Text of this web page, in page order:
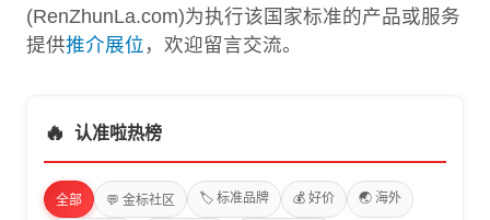
(RenZhunLa.com)为执行该国家标准的产品或服务
提供推介展位 ，欢迎留言交流。
🔥 认准啦热榜
全部 💬 金标社区 🏷️ 标准品牌 💰 好价 🌏 海外